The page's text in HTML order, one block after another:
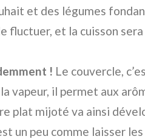
et des légumes
fluctuer, et la cuisson
! Le couvercle,
vapeur, il permet aux
plat mijoté va ainsi
un peu comme laisser